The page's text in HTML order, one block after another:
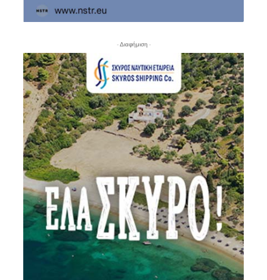
- Διαφήμιση -